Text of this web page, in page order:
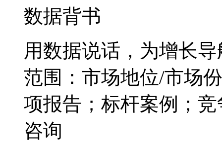
数据背书
用数据说话，为增长导
范围：市场地位/市场
项报告；标杆案例；
咨询